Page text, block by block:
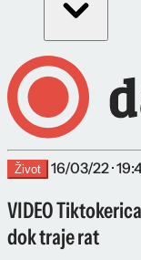
Život 16/03/22 ·
VIDEO
dok traje rat